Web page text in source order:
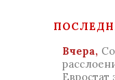
Вчера,
Евростат